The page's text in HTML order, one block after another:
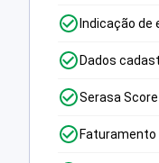
Indicação de
Dados
Serasa
Faturamento